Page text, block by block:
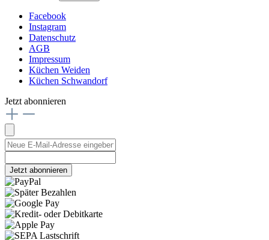
Facebook
Instagram
Datenschutz
AGB
Impressum
Küchen Weiden
Küchen Schwandorf
Jetzt abonnieren
Jetzt abonnieren